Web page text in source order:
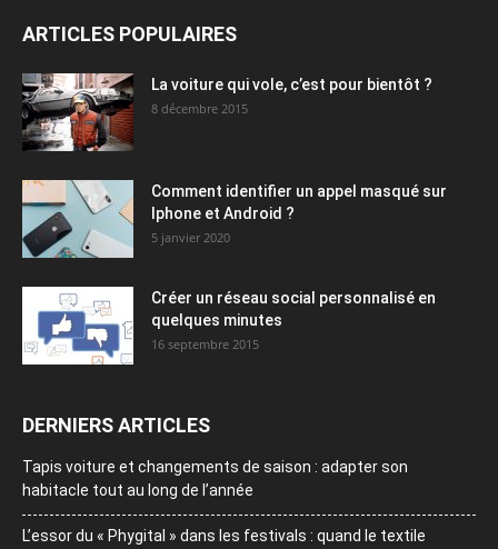
ARTICLES POPULAIRES
La voiture qui vole, c’est pour bientôt ?
8 décembre 2015
Comment identifier un appel masqué sur
Iphone et Android ?
5 janvier 2020
Créer un réseau social personnalisé en
quelques minutes
16 septembre 2015
DERNIERS ARTICLES
Tapis voiture et changements de saison : adapter son
habitacle tout au long de l’année
L’essor du « Phygital » dans les festivals : quand le textile